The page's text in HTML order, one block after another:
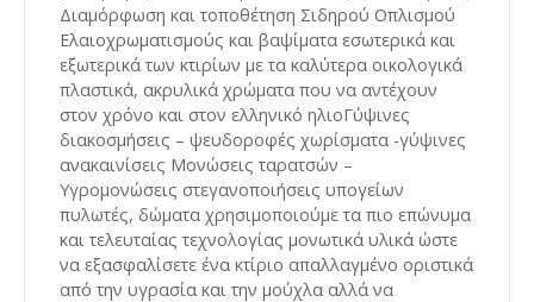
Διαμόρφωση και τοποθέτηση Σιδηρού Οπλισμού
Ελαιοχρωματισμούς και βαψίματα εσωτερικά και
εξωτερικά των κτιρίων με τα καλύτερα οικολογικά
πλαστικά, ακρυλικά χρώματα που να αντέχουν
στον χρόνο και στον ελληνικό ηλιοΓύψινες
διακοσμήσεις – ψευδοροφές χωρίσματα -γύψινες
ανακαινίσεις Μονώσεις ταρατσών –
Υγρομονώσεις στεγανοποιήσεις υπογείων
πυλωτές, δώματα χρησιμοποιούμε τα πιο επώνυμα
και τελευταίας τεχνολογίας μονωτικά υλικά ώστε
να εξασφαλίσετε ένα κτίριο απαλλαγμένο οριστικά
από την υγρασία και την μούχλα αλλά να